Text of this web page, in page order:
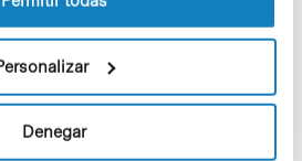
Denegar
que permite usar la
la banda Q (35 GHz) tanto en
pulsado, incluyendo un
temperaturas (hasta 4 K).
de Resonancia Magnetica